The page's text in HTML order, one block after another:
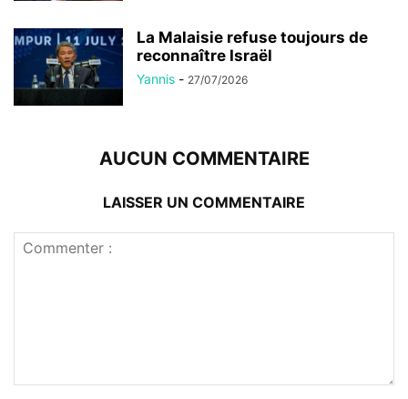
La Malaisie refuse toujours de
reconnaître Israël
Yannis - 27/07/2026
AUCUN COMMENTAIRE
LAISSER UN COMMENTAIRE